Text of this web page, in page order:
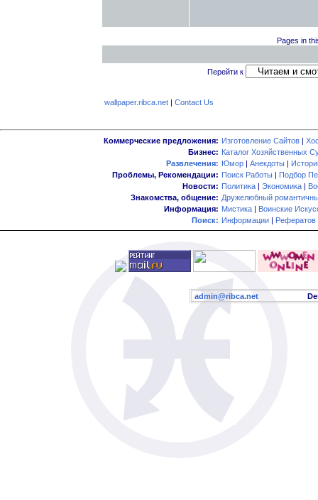
Pages in
Перейти к
wallpaper.ribca.net| Contact Us
Коммерческие предложения: Изготовление Сайтов |
Бизнес: Каталог Хозяйственных
Развлечения: Юмор | Анекдоты |
Проблемы, Рекомендации: Поиск Работы | Подбор
Новости: Политика | Экономика |
Знакомства, общение: Дружелюбный
Информация: Мистика | Воинские
Поиск: Информации | Рефератов
admin@ribca.net